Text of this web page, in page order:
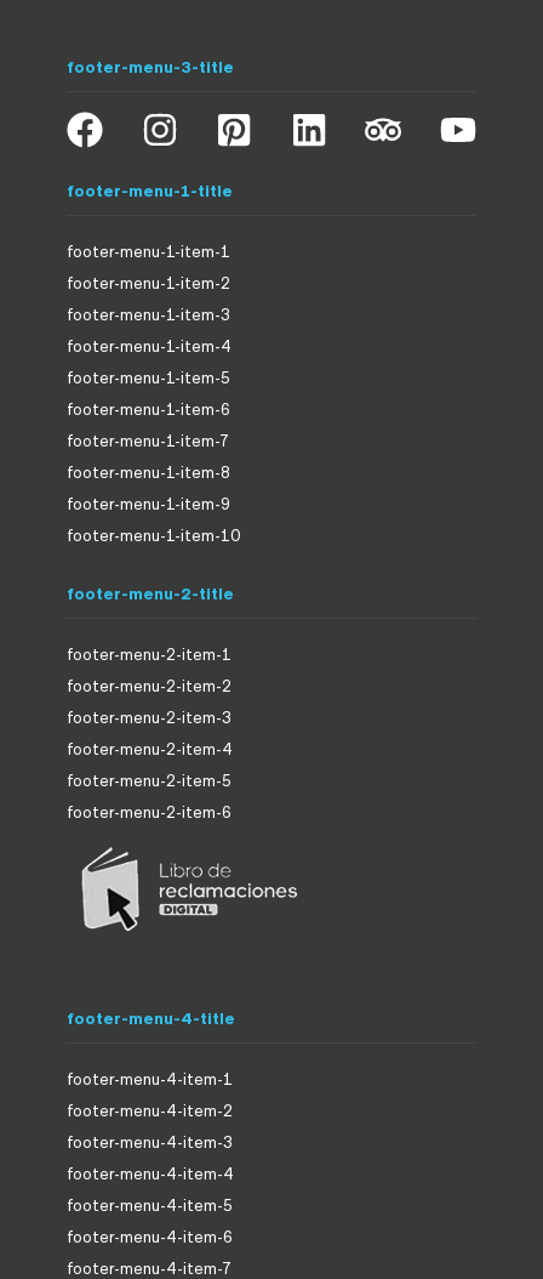
footer-menu-1-title
footer-menu-1-item-1
footer-menu-1-item-2
footer-menu-1-item-3
footer-menu-1-item-4
footer-menu-1-item-5
footer-menu-1-item-6
footer-menu-1-item-7
footer-menu-1-item-8
footer-menu-1-item-9
footer-menu-1-item-10
footer-menu-2-title
footer-menu-2-item-1
footer-menu-2-item-2
footer-menu-2-item-3
footer-menu-2-item-4
footer-menu-2-item-5
footer-menu-2-item-6
footer-menu-3-title
footer-menu-4-title
footer-menu-4-item-1
footer-menu-4-item-2
footer-menu-4-item-3
footer-menu-4-item-4
footer-menu-4-item-5
footer-menu-4-item-6
footer-menu-4-item-7